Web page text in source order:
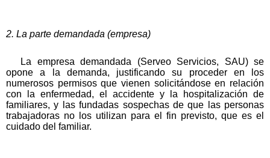
2. La parte demandada (empresa)
La empresa demandada (Serveo Servicios, SAU) se
opone a la demanda, justificando su proceder en los
numerosos permisos que vienen solicitándose en relación
con la enfermedad, el accidente y la hospitalización de
familiares, y las fundadas sospechas de que las personas
trabajadoras no los utilizan para el fin previsto, que es el
cuidado del familiar.